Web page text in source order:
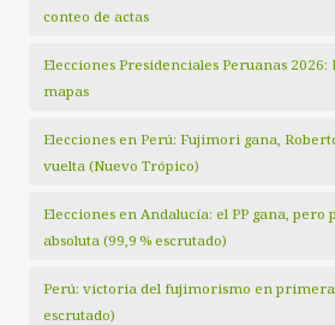
conteo de actas
Elecciones Presidenciales Peruanas
mapas
Elecciones en Perú: Fujimori gana,
vuelta (Nuevo Trópico)
Elecciones en Andalucía: el PP gana,
absoluta (99,9 % escrutado)
Perú: victoria del fujimorismo en primera
escrutado)